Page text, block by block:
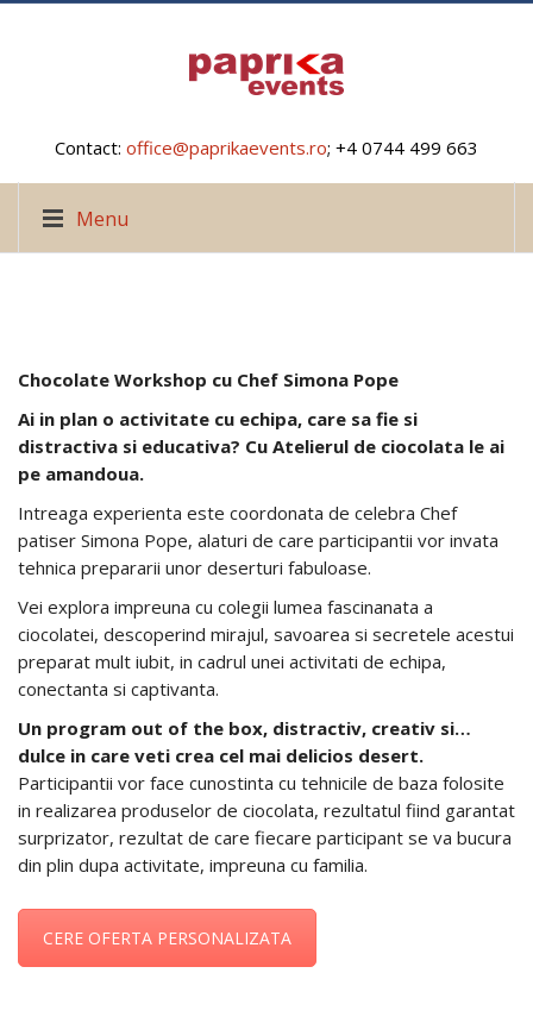
Contact: office@paprikaevents.ro; +4 0744 499 663
Menu
Chocolate Workshop cu Chef Simona Pope
Ai in plan o activitate cu echipa, care sa fie si
distractiva si educativa? Cu Atelierul de ciocolata le ai
pe amandoua.
Intreaga experienta este coordonata de celebra Chef
patiser Simona Pope, alaturi de care participantii vor invata
tehnica prepararii unor deserturi fabuloase.
Vei explora impreuna cu colegii lumea fascinanata a
ciocolatei, descoperind mirajul, savoarea si secretele acestui
preparat mult iubit, in cadrul unei activitati de echipa,
conectanta si captivanta.
Un program out of the box, distractiv, creativ si…
dulce in care veti crea cel mai delicios desert.
Participantii vor face cunostinta cu tehnicile de baza folosite
in realizarea produselor de ciocolata, rezultatul fiind garantat
surprizator, rezultat de care fiecare participant se va bucura
din plin dupa activitate, impreuna cu familia.
CERE OFERTA PERSONALIZATA